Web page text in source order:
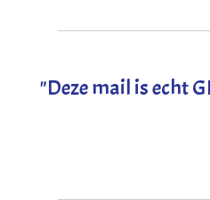
"Deze mail is echt